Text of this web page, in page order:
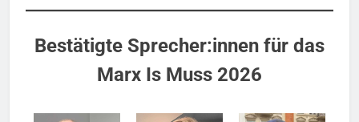
Bestätigte Sprecher:innen für das
Marx Is Muss 2026